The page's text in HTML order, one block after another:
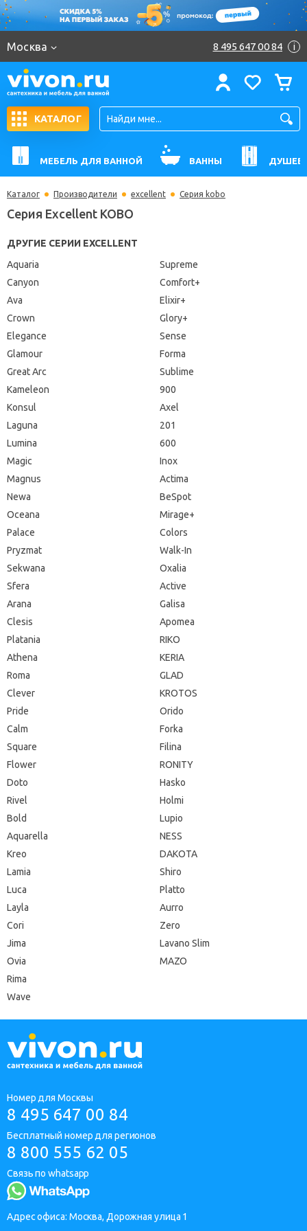
Москва 8 495 647 00 84 i
КАТАЛОГ
МЕБЕЛЬ ДЛЯ ВАННОЙ ВАННЫ
Каталог Производители excellent Серия kobo
Серия Excellent KOBO
ДРУГИЕ СЕРИИ EXCELLENT
Aquaria
Canyon
Ava
Crown
Elegance
Glamour
Great Arc
Kameleon
Konsul
Laguna
Lumina
Magic
Magnus
Newa
Oceana
Palace
Pryzmat
Sekwana
Sfera
Arana
Clesis
Supreme
Comfort+
Elixir+
Glory+
Sense
Forma
Sublime
900
Axel
201
600
Inox
Actima
BeSpot
Mirage+
Colors
Walk-In
Oxalia
Active
Galisa
Apomea
Platania
Athena
Roma
Clever
Pride
Calm
Square
Flower
Doto
Rivel
Bold
Aquarella
Kreo
Lamia
Luca
Layla
Cori
Jima
Ovia
Rima
Wave
RIKO
KERIA
GLAD
KROTOS
Orido
Forka
Filina
RONITY
Hasko
Holmi
Lupio
NESS
DAKOTA
Shiro
Platto
Aurro
Zero
Lavano Slim
MAZO
Номер для Москвы
8 495 647 00 84
Бесплатный номер для регионов
8 800 555 62 05
Связь по whatsapp
Адрес офиса: Москва, Дорожная улица 1